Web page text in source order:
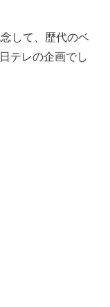
して、歴代のベ
テレの企画でし